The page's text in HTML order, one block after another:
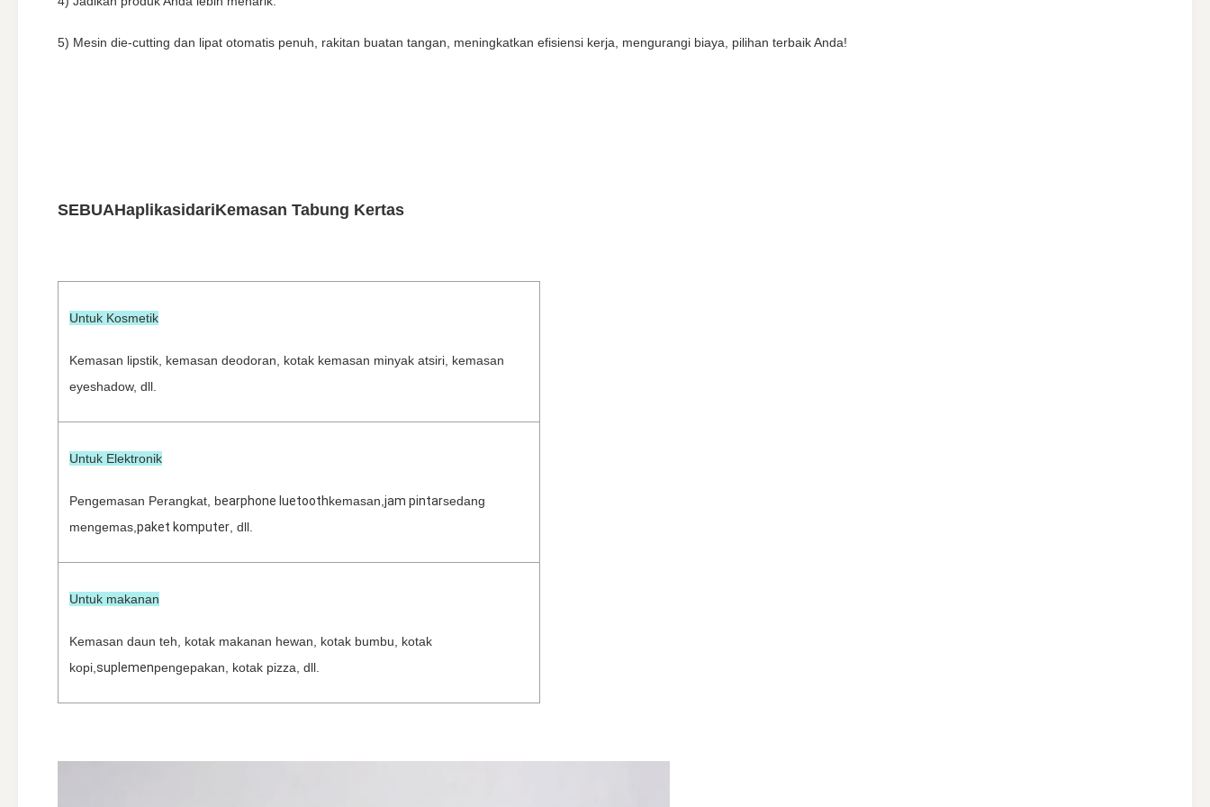
5) Mesin die-cutting dan lipat otomatis penuh, rakitan buatan tangan, meningkatkan efisiensi kerja, mengurangi biaya, pilihan terbaik Anda!
SEBUAHaplikasidariKemasan Tabung Kertas
Untuk Kosmetik
Kemasan lipstik, kemasan deodoran, kotak kemasan minyak atsiri, kemasan
eyeshadow, dll.
Untuk Elektronik
Pengemasan Perangkat, bearphone luetoothkemasan, jam pintarsedang
mengemas, paket komputer , dll.
Untuk makanan
Kemasan daun teh, kotak makanan hewan, kotak bumbu, kotak
kopi, suplemenpengepakan, kotak pizza, dll.